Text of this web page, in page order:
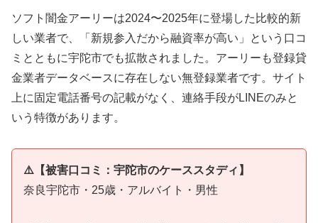
ソフト闇金アーリーは2024〜2025年に登場した比較的新
しい業者で、「新規参入だから融資率が高い」という口コ
ミとともに宇陀市でも拡散されました。アーリーも登録貸
金業者データベースに存在しない無登録業者です。サイト
上に固定電話番号の記載がなく、連絡手段がLINEのみと
いう特徴があります。
⚠️【被害口コミ：宇陀市のケーススタディ】
奈良宇陀市・25歳・アルバイト・男性